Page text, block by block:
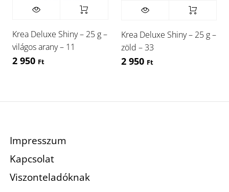
Krea Deluxe Shiny – 25 g –
világos arany – 11
2 950 Ft
Krea Deluxe Shiny – 25 g –
zöld – 33
2 950 Ft
Impresszum
Kapcsolat
Viszonteladóknak